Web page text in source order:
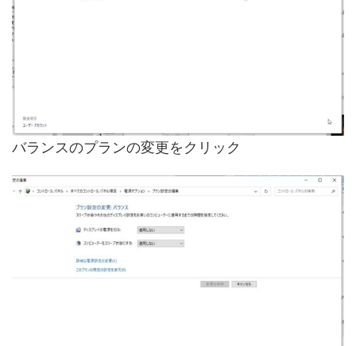
バランスのプランの変更をクリック